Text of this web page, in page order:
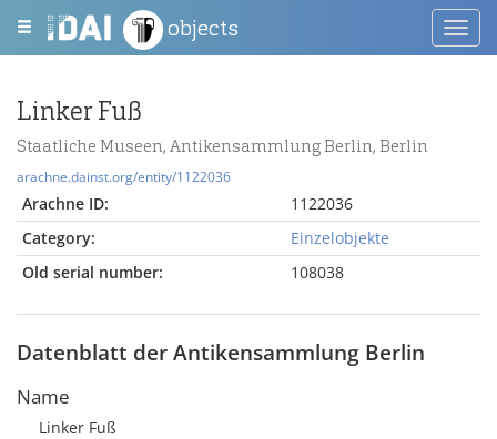
objects
Linker Fuß
Staatliche Museen, Antikensammlung Berlin, Berlin
arachne.dainst.org/entity/1122036
Arachne ID:
1122036
Category:
Einzelobjekte
Old serial number:
108038
Datenblatt der Antikensammlung Berlin
Name
Linker Fuß